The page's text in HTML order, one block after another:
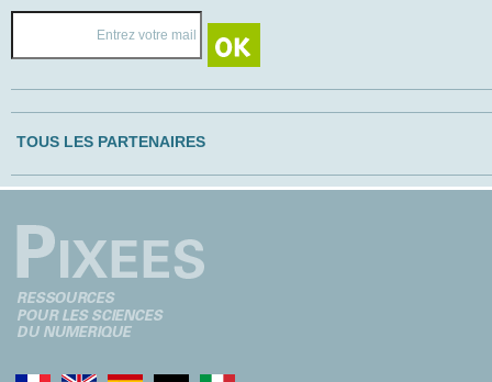
TOUS LES PARTENAIRES